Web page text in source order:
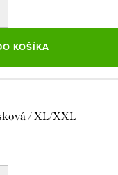
KOŠÍKA
/ XL/XXL